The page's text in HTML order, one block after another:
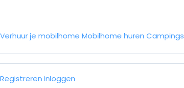
Verhuur je mobilhome Mobilhome huren Campings
Registreren Inloggen